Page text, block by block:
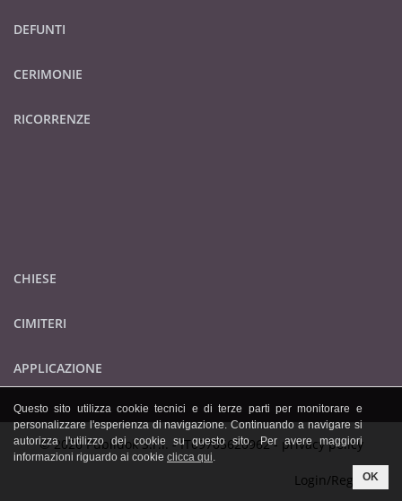
DEFUNTI
CERIMONIE
RICORRENZE
CHIESE
CIMITERI
APPLICAZIONE
© 2026 Publidok S.r.l. - IT09705620962 - privacy policy
Login/Registrati
Questo sito utilizza cookie tecnici e di terze parti per monitorare e
personalizzare l'esperienza di navigazione. Continuando a navigare si
autorizza l'utilizzo dei cookie su questo sito. Per avere maggiori
informazioni riguardo ai cookie clicca qui.
OK